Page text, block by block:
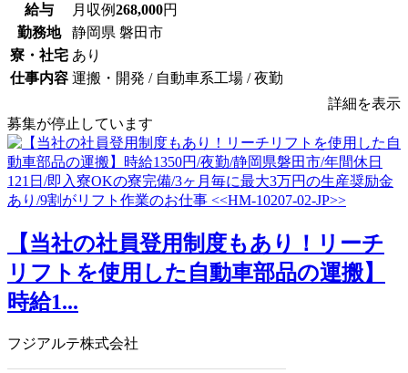
給与 月収例268,000円
勤務地
静岡県 磐田市
寮・社宅 あり
仕事内容 運搬・開発 / 自動車系工場 / 夜勤
詳細を表示
募集が停止しています
【当社の社員登用制度もあり！リーチ
リフトを使用した自動車部品の運搬】
時給1...
フジアルテ株式会社